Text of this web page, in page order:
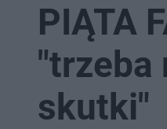
PIĄTA
"trzeba
skutki"